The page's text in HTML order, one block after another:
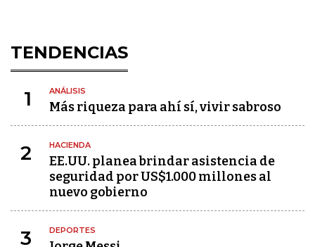
TENDENCIAS
1 ANÁLISIS
Más riqueza para ahí sí, vivir sabroso
2 HACIENDA
EE.UU. planea brindar asistencia de
seguridad por US$1.000 millones al
nuevo gobierno
3 DEPORTES